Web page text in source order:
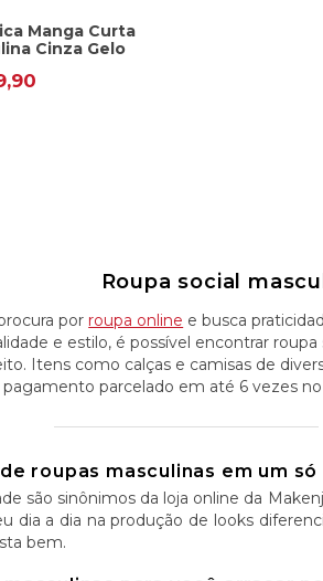
Manga Curta
Cinza Gelo
Roupa social
por roupa online e busca
e estilo, é possível encontrar
Itens como calças e camisas de
pagamento parcelado em até 6 vezes
roupas masculinas em um só
são sinônimos da loja online da
dia a dia na produção de looks
bem.